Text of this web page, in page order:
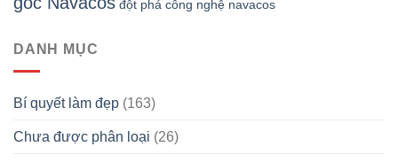
đột phá công nghệ navacos
DANH MỤC
Bí quyết làm đẹp (163)
Chưa được phân loại (26)